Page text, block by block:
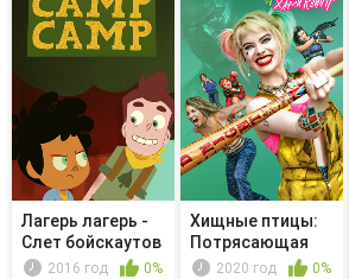
Лагерь лагерь -
Слет бойскаутов
2016 год 0%
Хищные птицы:
Потрясающая
история Хар...
2020 год 0%